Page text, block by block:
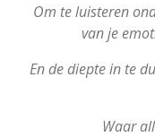
Om te luisteren
van je
En de diepte in te
Waar